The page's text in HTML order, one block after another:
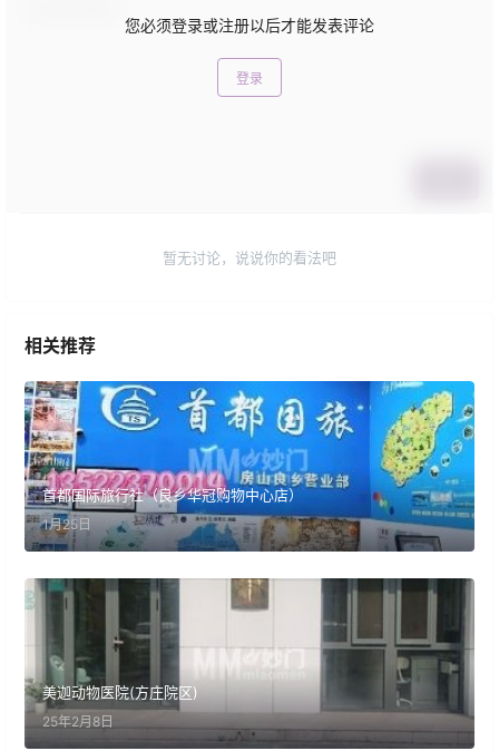
您必须登录或注册以后才能发表评论
登录
暂无讨论，说说你的看法吧
相关推荐
首都国际旅行社（良乡华冠购物中心店）
1月25日
美迦动物医院(方庄院区)
25年2月8日